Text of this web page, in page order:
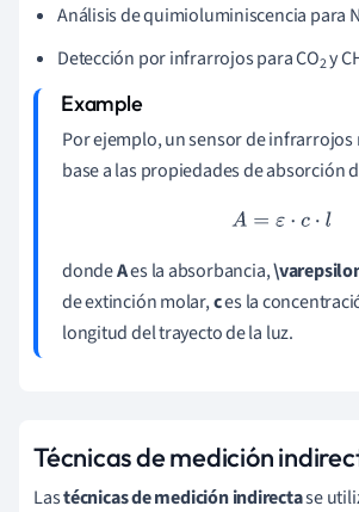
Análisis de quimioluminiscencia para
Detección por infrarrojos para CO2y
Por ejemplo, un sensor de infrarrojos
base a las propiedades de absorción
A= ε⋅ c ⋅l
dondeAes la absorbancia,
de extinción molar,ces la
longitud del trayecto de la luz.
Técnicas de medición
Lastécnicas de medición indirectase